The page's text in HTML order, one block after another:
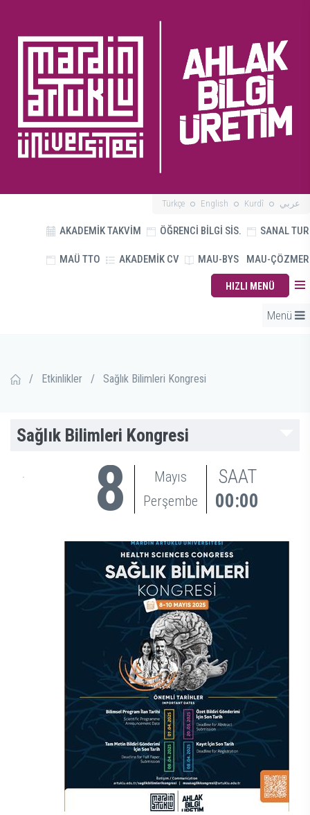
Türkçe English Kurdî عربي
AKADEMİK TAKVİM ÖĞRENCİ BİLGİ SİS. SANAL TUR
MAÜ TTO AKADEMİK CV MAU-BYS MAU-ÇÖZMER
HIZLI MENÜ
Menü
/ Etkinlikler / Sağlık Bilimleri Kongresi
Sağlık Bilimleri Kongresi
8
Mayıs
Perşembe
SAAT
00:00